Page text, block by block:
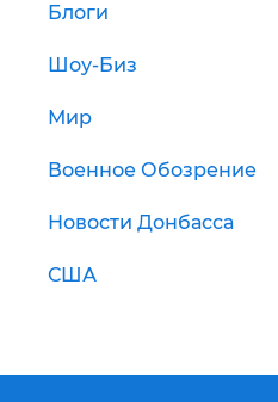
Блоги
Шоу-Биз
Мир
Военное Обозрение
Новости Донбасса
США